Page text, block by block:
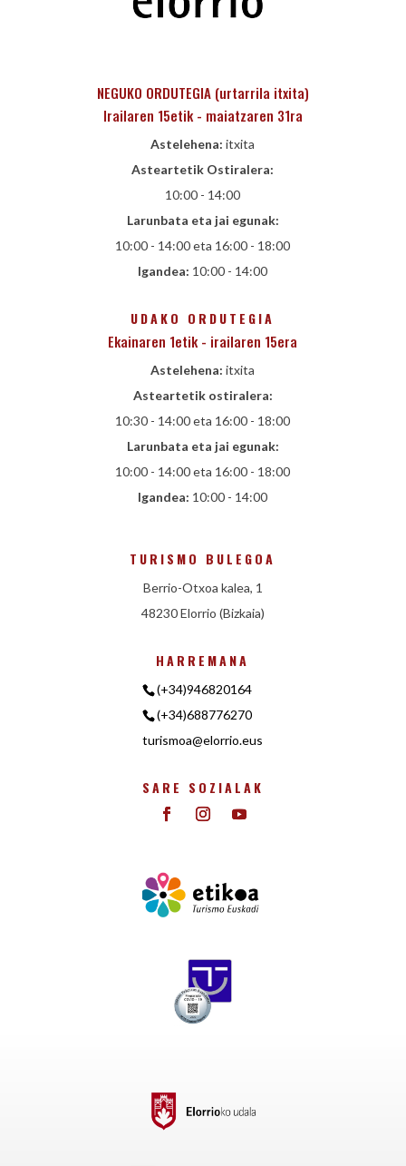
NEGUKO ORDUTEGIA (urtarrila itxita)
Irailaren 15etik - maiatzaren 31ra
Astelehena: itxita
Asteartetik Ostiralera:
10:00 - 14:00
Larunbata eta jai egunak:
10:00 - 14:00 eta 16:00 - 18:00
Igandea: 10:00 - 14:00
UDAKO ORDUTEGIA
Ekainaren 1etik - irailaren 15era
Astelehena: itxita
Asteartetik ostiralera:
10:30 - 14:00 eta 16:00 - 18:00
Larunbata eta jai egunak:
10:00 - 14:00 eta 16:00 - 18:00
Igandea: 10:00 - 14:00
TURISMO BULEGOA
Berrio-Otxoa kalea, 1
48230 Elorrio (Bizkaia)
HARREMANA
(+34)946820164
(+34)688776270
turismoa@elorrio.eus
SARE SOZIALAK